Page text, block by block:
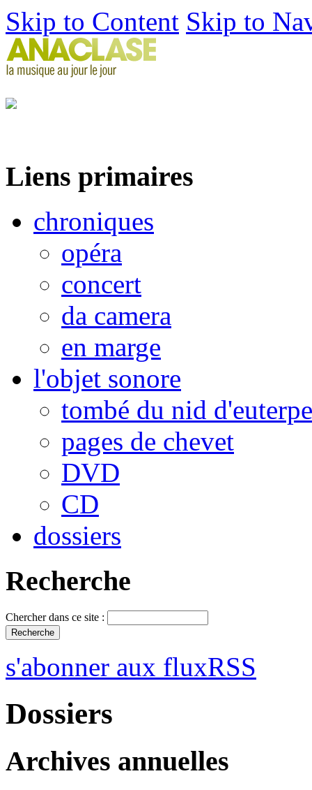
Skip to Content Skip to
Liens primaires
chroniques
opéra
concert
da camera
en marge
l'objet sonore
tombé du nid d'euterpe
pages de chevet
DVD
CD
dossiers
Recherche
Chercher dans ce site :
s'abonner aux fluxRSS
Dossiers
Archives annuelles